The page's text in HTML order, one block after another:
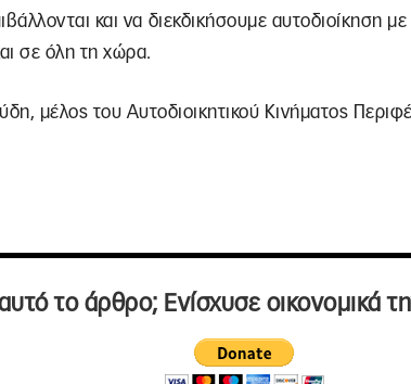
και να διεκδικήσουμε αυτοδιοίκηση
σε όλη τη χώρα.
μέλος του Αυτοδιοικητικού Κινήματος
το άρθρο; Ενίσχυσε οικονομικά